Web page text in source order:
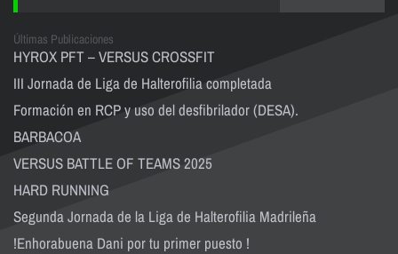
Últimas Publicaciones
HYROX PFT – VERSUS CROSSFIT
III Jornada de Liga de Halterofilia completada
Formación en RCP y uso del desfibrilador (DESA).
BARBACOA
VERSUS BATTLE OF TEAMS 2025
HARD RUNNING
Segunda Jornada de la Liga de Halterofilia Madrileña
!Enhorabuena Dani por tu primer puesto !